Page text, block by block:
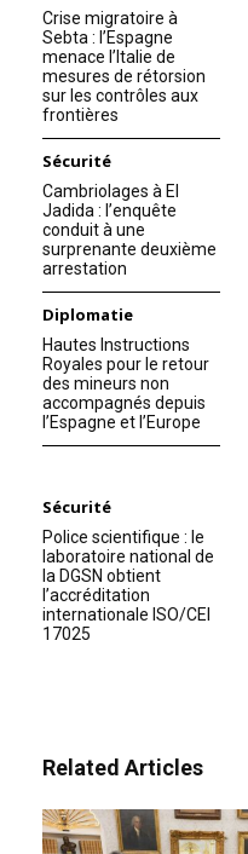
Crise migratoire à
Sebta : l’Espagne
menace l’Italie de
mesures de rétorsion
sur les contrôles aux
frontières
Sécurité
Cambriolages à El
Jadida : l’enquête
conduit à une
surprenante deuxième
arrestation
Diplomatie
Hautes Instructions
Royales pour le retour
des mineurs non
accompagnés depuis
l’Espagne et l’Europe
Sécurité
Police scientifique : le
laboratoire national de
la DGSN obtient
l’accréditation
internationale ISO/CEI
17025
Related Articles